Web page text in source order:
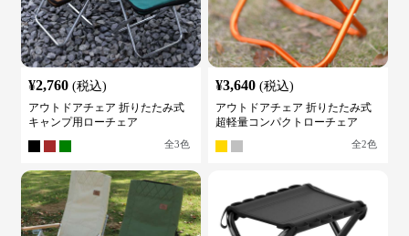
¥2,760 (税込)
アウトドアチェア 折りたたみ式
キャンプ用ローチェア
全3色
¥3,640 (税込)
アウトドアチェア 折りたたみ式
超軽量コンパクトローチェア
全2色